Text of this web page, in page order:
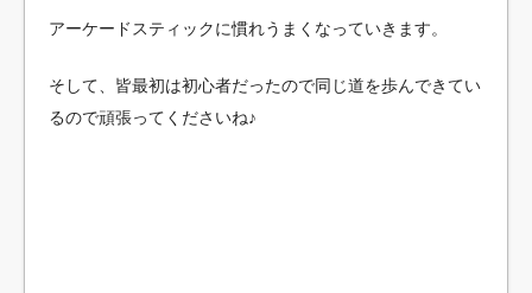
アーケードスティックに慣れうまくなっていきます。
そして、皆最初は初心者だったので同じ道を歩んできてい
るので頑張ってくださいね♪